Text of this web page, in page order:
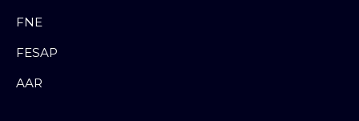
FNE
FESAP
AAR